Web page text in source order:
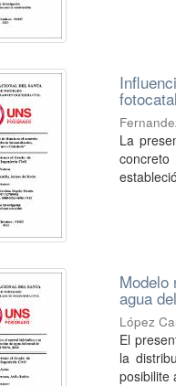
La
Modelo
agua
López
El
la
posibilite